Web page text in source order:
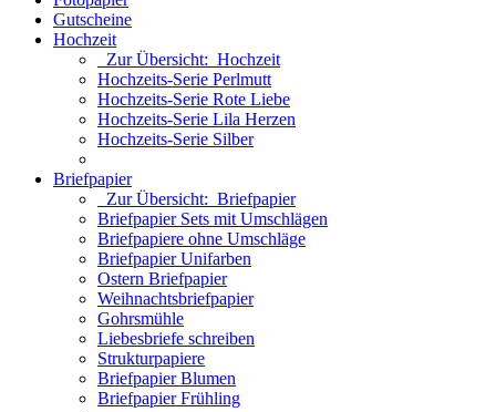
Gutscheine
Hochzeit
Zur Übersicht: Hochzeit
Hochzeits-Serie Perlmutt
Hochzeits-Serie Rote Liebe
Hochzeits-Serie Lila Herzen
Hochzeits-Serie Silber
Briefpapier
Zur Übersicht: Briefpapier
Briefpapier Sets mit Umschlägen
Briefpapiere ohne Umschläge
Briefpapier Unifarben
Ostern Briefpapier
Weihnachtsbriefpapier
Gohrsmühle
Liebesbriefe schreiben
Strukturpapiere
Briefpapier Blumen
Briefpapier Frühling